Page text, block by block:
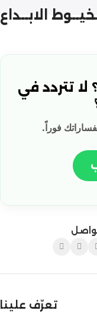
الابــداع
تتردد في
فوراً.
تعرّف علينا